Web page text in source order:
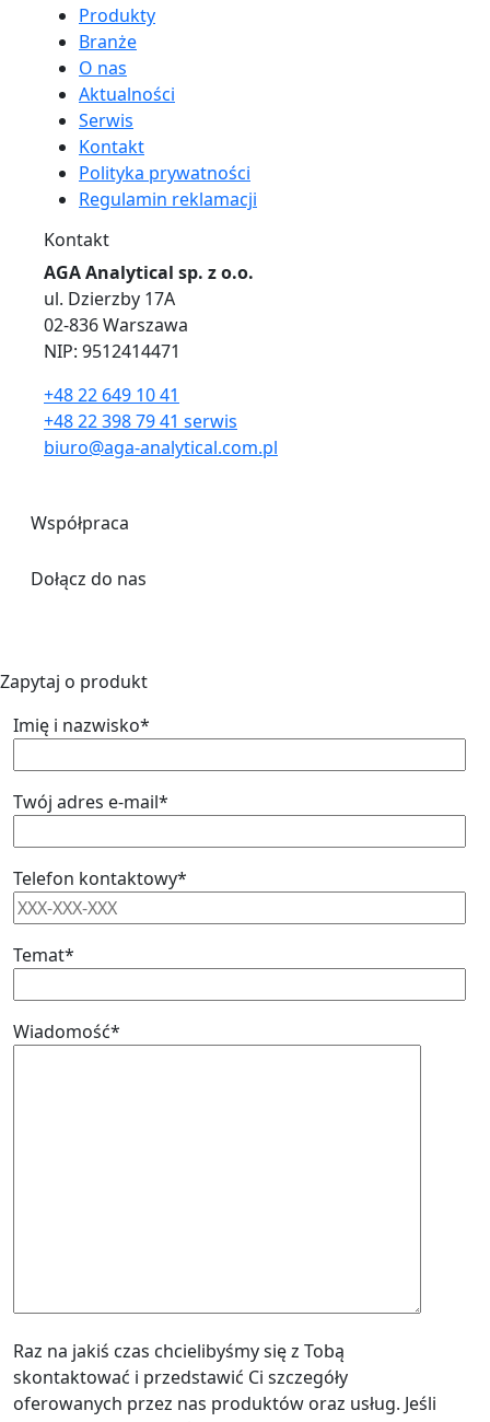
Produkty
Branże
O nas
Aktualności
Serwis
Kontakt
Polityka prywatności
Regulamin reklamacji
Kontakt
AGA Analytical sp. z o.o.
ul. Dzierzby 17A
02-836 Warszawa
NIP: 9512414471
+48 22 649 10 41
+48 22 398 79 41 serwis
biuro@aga-analytical.com.pl
Współpraca
Dołącz do nas
Zapytaj o produkt
Imię i nazwisko*
Twój adres e-mail*
Telefon kontaktowy*
Temat*
Wiadomość*
Raz na jakiś czas chcielibyśmy się z Tobą
skontaktować i przedstawić Ci szczegóły
oferowanych przez nas produktów oraz usług. Jeśli